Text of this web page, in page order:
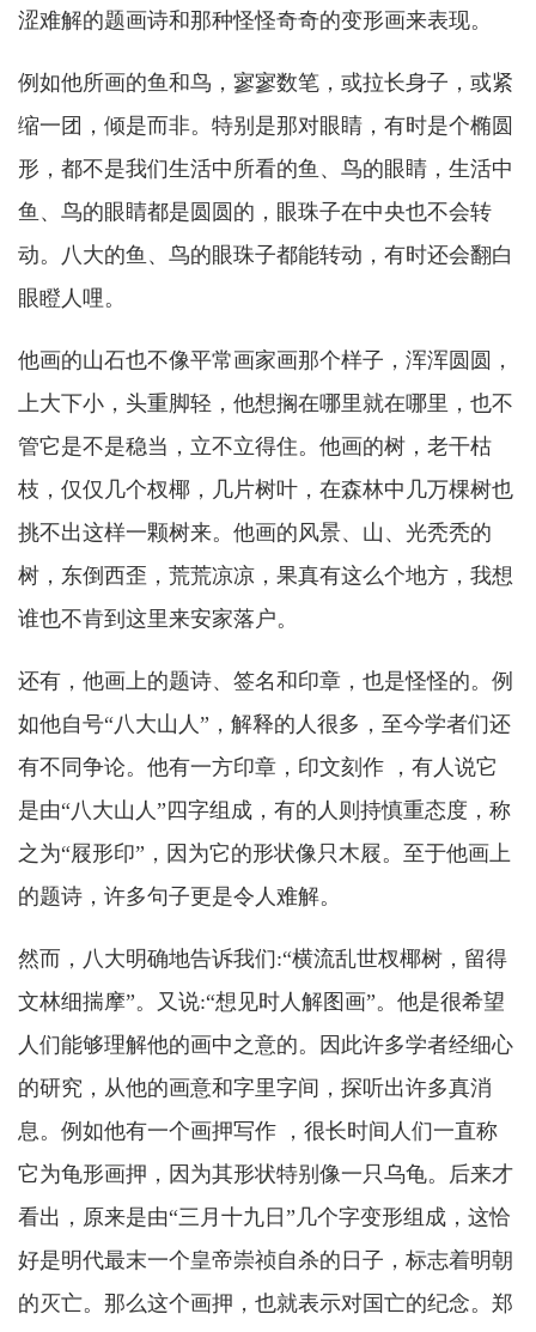
涩难解的题画诗和那种怪怪奇奇的变形画来表现。
例如他所画的鱼和鸟，寥寥数笔，或拉长身子，或紧
缩一团，倾是而非。特别是那对眼睛，有时是个椭圆
形，都不是我们生活中所看的鱼、鸟的眼睛，生活中
鱼、鸟的眼睛都是圆圆的，眼珠子在中央也不会转
动。八大的鱼、鸟的眼珠子都能转动，有时还会翻白
眼瞪人哩。
他画的山石也不像平常画家画那个样子，浑浑圆圆，
上大下小，头重脚轻，他想搁在哪里就在哪里，也不
管它是不是稳当，立不立得住。他画的树，老干枯
枝，仅仅几个杈椰，几片树叶，在森林中几万棵树也
挑不出这样一颗树来。他画的风景、山、光秃秃的
树，东倒西歪，荒荒凉凉，果真有这么个地方，我想
谁也不肯到这里来安家落户。
还有，他画上的题诗、签名和印章，也是怪怪的。例
如他自号“八大山人”，解释的人很多，至今学者们还
有不同争论。他有一方印章，印文刻作 ，有人说它
是由“八大山人”四字组成，有的人则持慎重态度，称
之为“屐形印”，因为它的形状像只木屐。至于他画上
的题诗，许多句子更是令人难解。
然而，八大明确地告诉我们:“横流乱世杈椰树，留得
文林细揣摩”。又说:“想见时人解图画”。他是很希望
人们能够理解他的画中之意的。因此许多学者经细心
的研究，从他的画意和字里字间，探听出许多真消
息。例如他有一个画押写作 ，很长时间人们一直称
它为龟形画押，因为其形状特别像一只乌龟。后来才
看出，原来是由“三月十九日”几个字变形组成，这恰
好是明代最末一个皇帝崇祯自杀的日子，标志着明朝
的灭亡。那么这个画押，也就表示对国亡的纪念。郑